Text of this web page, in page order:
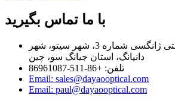
با ما تماس بگیرید
آدرس: منطقه صنعتی ژانگسی شماره 3، شهر سیتو، شهر
دانیانگ، استان جیانگ سو، چین
تلفن: +86-511-86961087
Email: sales@dayaooptical.com
Email: paul@dayaooptical.com